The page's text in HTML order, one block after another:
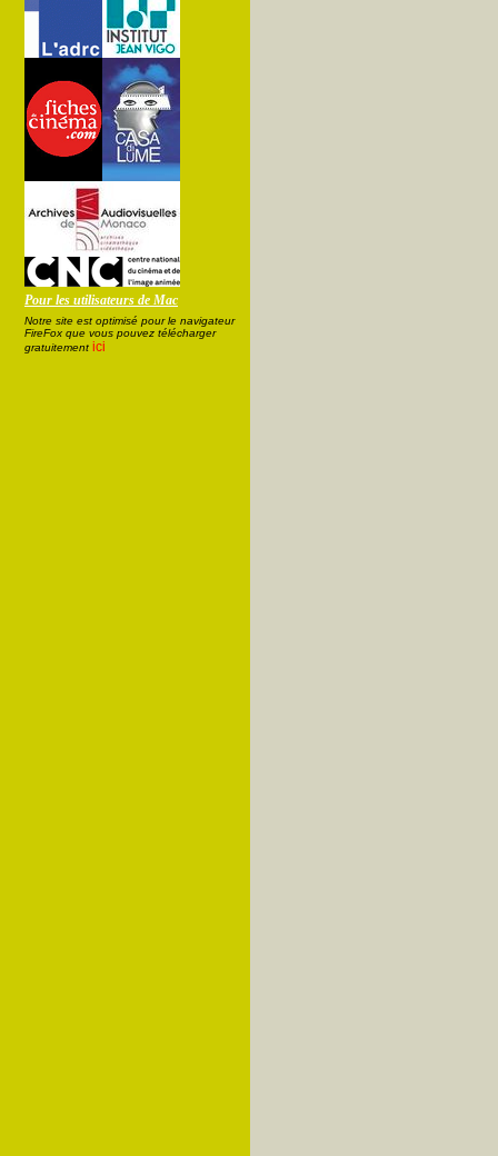
Pour les utilisateurs de Mac
Notre site est optimisé pour le navigateur
FireFox que vous pouvez télécharger
gratuitement ici